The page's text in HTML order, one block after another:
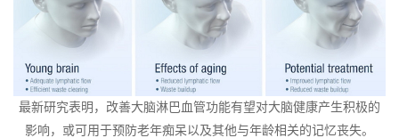
最新研究表明，改善大脑淋巴血管功能有望对大脑健康产生积极的
影响，或可用于预防老年痴呆以及其他与年龄相关的记忆丧失。